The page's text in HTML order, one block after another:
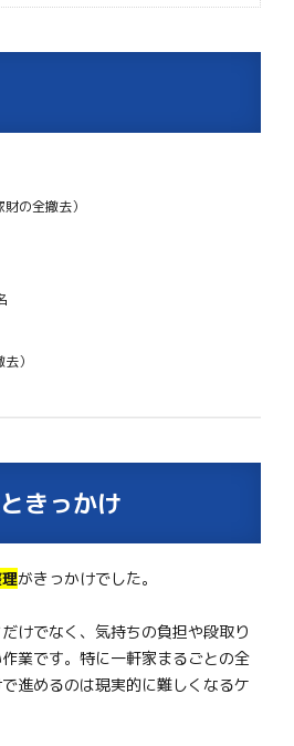
の全撤去）
）
きっかけ
がきっかけでした。
けでなく、気持ちの負担や段取り
業です。特に一軒家まるごとの全
進めるのは現実的に難しくなるケ